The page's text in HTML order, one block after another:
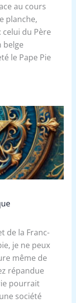
au cours
planche,
celui du Père
belge
le Pape Pie
de la Franc-
je ne peux
même de
répandue
pourrait
société